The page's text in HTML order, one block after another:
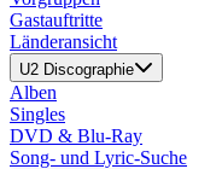
Gastauftritte
Länderansicht
U2 Discographie
Alben
Singles
DVD & Blu-Ray
Song- und Lyric-Suche